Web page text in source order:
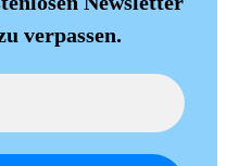
verpassen.